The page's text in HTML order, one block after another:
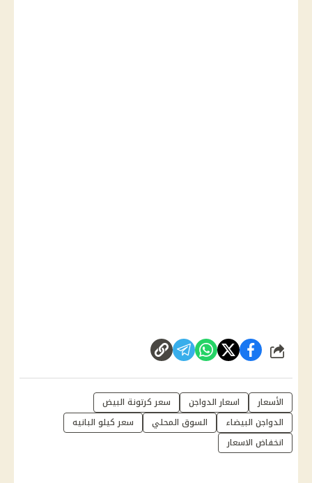
شارك
الأسعار اسعار الدواجن
سعر كرتونة البيض
الدواجن البيضاء
السوق المحلي
سعر كيلو البانيه
انخفاض الاسعار